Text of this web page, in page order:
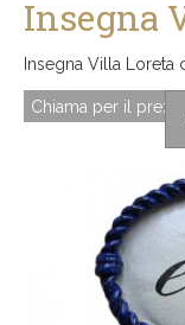
Insegna
Insegna Villa Loreta
Chiama per il prezzo